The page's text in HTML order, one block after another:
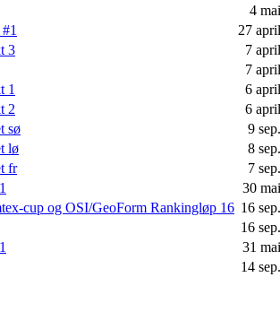
4
27
3
7
7
1
6
2
6
sø
9
lø
8
fr
7
30
cup og OSI/GeoForm Rankingløp 16 16
16
31
14